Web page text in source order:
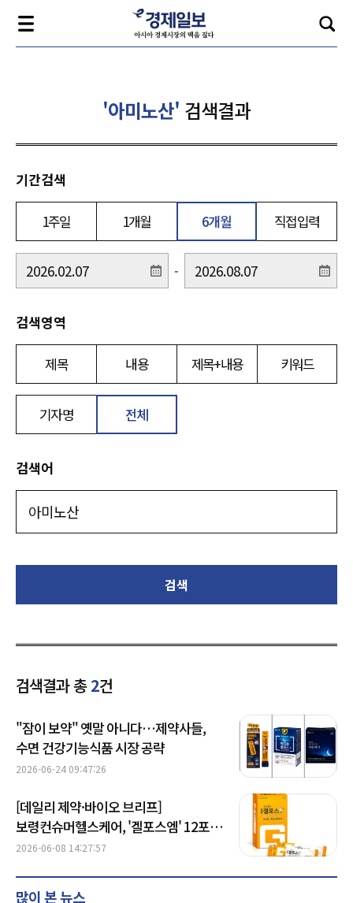
'아미노산' 검색결과
기간검색
1주일 1개월 6개월 직접입력
-
검색영역
제목 내용 제목+내용 키워드
기자명 전체
검색어
검색
검색결과 총2건
"잠이 보약" 옛말 아니다…제약사들,
수면 건강기능식품 시장 공략
2026-06-24 09:47:26
[데일리 제약·바이오 브리프]
보령컨슈머헬스케어, '겔포스엠' 12포
대용량 패키지 출시 外
2026-06-08 14:27:57
많이 본 뉴스